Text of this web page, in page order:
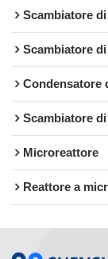
Scambiatore
Scambiatore
Condensatore
Scambiatore
Microreattore
Reattore a